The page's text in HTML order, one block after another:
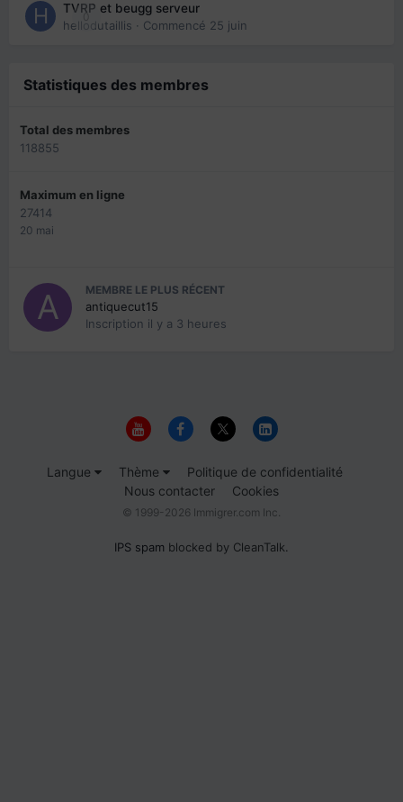
0
TVRP et beugg serveur
hellodutaillis · Commencé 25 juin
Statistiques des membres
Total des membres
118855
Maximum en ligne
27414
20 mai
MEMBRE LE PLUS RÉCENT
antiquecut15
Inscription il y a 3 heures
Langue Thème
Politique de confidentialité
Nous contacter
Cookies
© 1999-2026 Immigrer.com Inc.
IPS spam blocked by CleanTalk.